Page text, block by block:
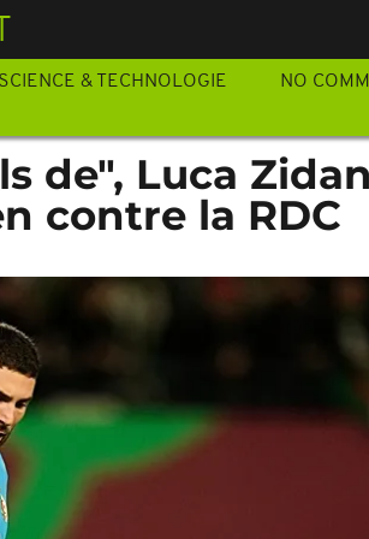
SCIENCE & TECHNOLOGIE NO
de", Luca
contre la RDC